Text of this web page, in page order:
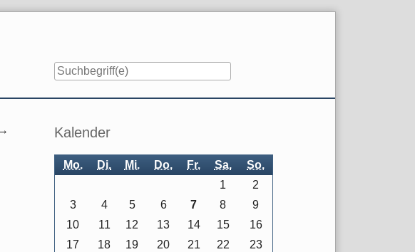
Seitenleiste
Kalender
Mo. Di. Mi. Do. Fr. Sa. So.
1
2
3
4 5 6 7 8
9
10
11 12 13 14 15
16
17
18 19 20 21 22
23